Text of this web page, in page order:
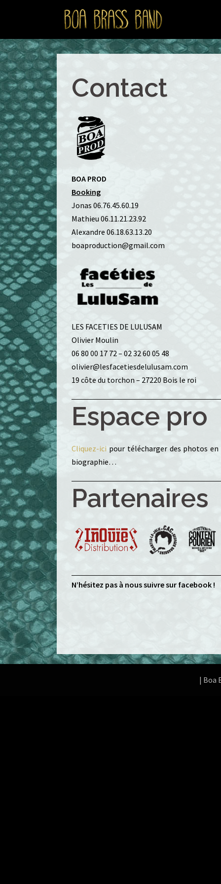
Contact
BOA PROD
Booking
Jonas 06.76.45.60.19
Mathieu 06.11.21.23.92
Alexandre 06.18.63.13.20
boaproduction@gmail.com
LES FACETIES DE LULUSAM
Olivier Moulin
06 80 00 17 72 – 02 32 60 05 48
olivier@lesfacetiesdelulusam.com
19 côte du torchon – 27220 Bois le roi
Espace pro
Cliquez-ici pour télécharger des photos
biographie…
Partenaires
N’hésitez pas à nous suivre sur facebook !
| Boa